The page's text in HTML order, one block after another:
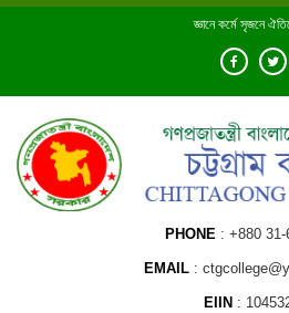
Skip
জ্ঞানে কর্মে সৃজনে
PHONE +880 31-
EMAIL
EIIN